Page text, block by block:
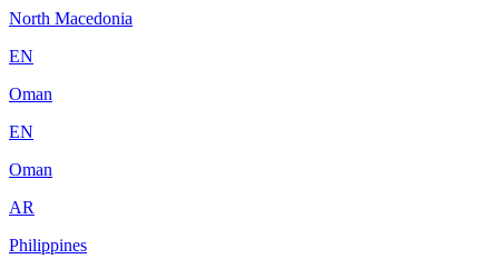
North Macedonia
EN
Oman
EN
Oman
AR
Philippines